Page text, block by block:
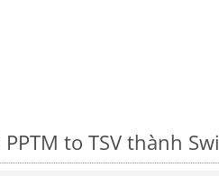
to TSV thành